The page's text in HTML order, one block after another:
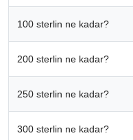
100 sterlin ne kadar?
200 sterlin ne kadar?
250 sterlin ne kadar?
300 sterlin ne kadar?